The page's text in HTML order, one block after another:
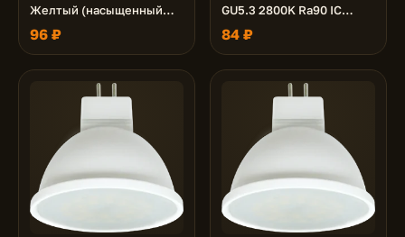
Желтый (насыщенный
цвет) прозрачная 47х50
96 ₽
GU5.3 2800K Ra90 IC
матовая 51x50
84 ₽